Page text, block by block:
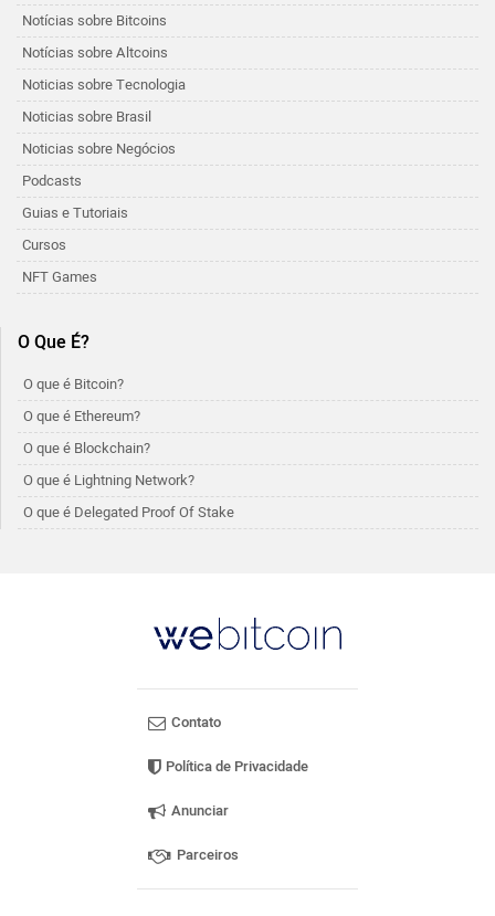
Notícias sobre Bitcoins
Notícias sobre Altcoins
Noticias sobre Tecnologia
Noticias sobre Brasil
Noticias sobre Negócios
Podcasts
Guias e Tutoriais
Cursos
NFT Games
O Que É?
O que é Bitcoin?
O que é Ethereum?
O que é Blockchain?
O que é Lightning Network?
O que é Delegated Proof Of Stake
Contato
Política de Privacidade
Anunciar
Parceiros